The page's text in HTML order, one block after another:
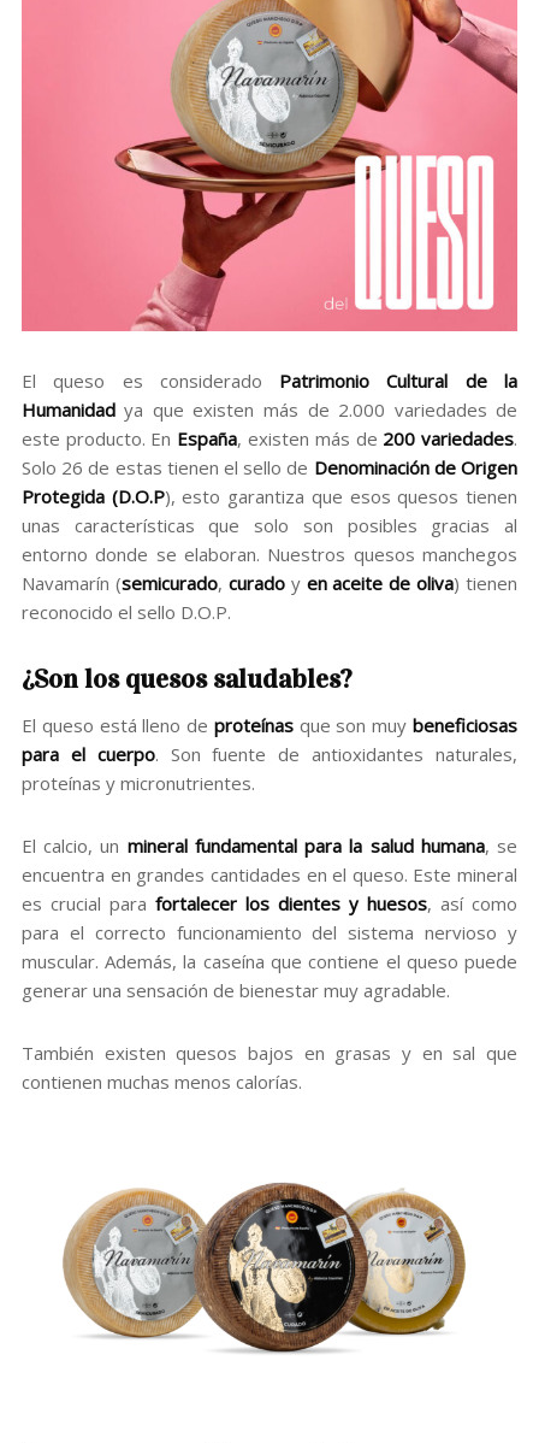
El queso es considerado Patrimonio Cultural de la
Humanidadya que existen más de 2.000 variedades de
este producto. En España, existen más de 200 variedades.
Solo 26 de estas tienen el sello de Denominación de Origen
Protegida (D.O.P), esto garantiza que esos quesos tienen
unas características que solo son posibles gracias al
entorno donde se elaboran. Nuestros quesos manchegos
Navamarín (semicurado, curadoy en aceite de oliva) tienen
reconocido el sello D.O.P.
¿Son los quesos saludables?
El queso está lleno de proteínasque son muy beneficiosas
para el cuerpo. Son fuente de antioxidantes naturales,
proteínas y micronutrientes.
El calcio, un mineral fundamental para la salud humana, se
encuentra en grandes cantidades en el queso. Este mineral
es crucial para fortalecer los dientes y huesos, así como
para el correcto funcionamiento del sistema nervioso y
muscular. Además, la caseína que contiene el queso puede
generar una sensación de bienestar muy agradable.
También existen quesos bajos en grasas y en sal que
contienen muchas menos calorías.